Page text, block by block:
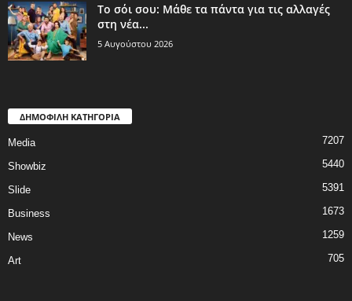
Το σόι σου: Μάθε τα πάντα για τις αλλαγές
στη νέα...
5 Αυγούστου 2026
ΔΗΜΟΦΙΛΗ ΚΑΤΗΓΟΡΙΑ
Media 7207
Showbiz 5440
Slide 5391
Business 1673
News 1259
Art 705